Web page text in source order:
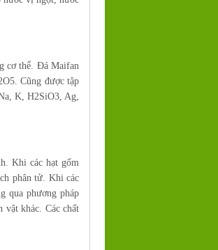
cơ thể. Đá Maifan
Cũng được tập
K, H2SiO3, Ag,
Khi các hạt gốm
phân tử. Khi các
qua phương pháp
khác. Các chất